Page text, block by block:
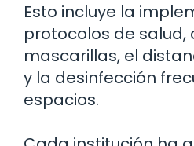
Esto incluye la
protocolos de salud,
mascarillas, el
y la desinfección
espacios.